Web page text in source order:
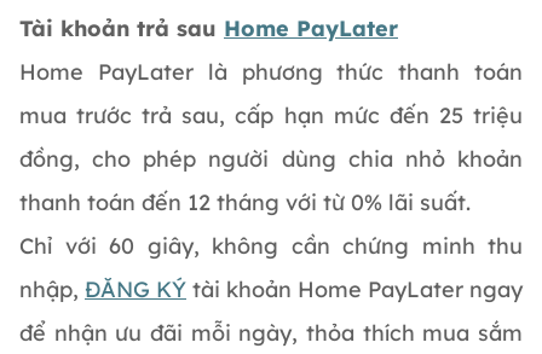
Tài khoản trả sau Home PayLater
Home PayLater là phương thức thanh toán
mua trước trả sau, cấp hạn mức đến 25 triệu
đồng, cho phép người dùng chia nhỏ khoản
thanh toán đến 12 tháng với từ 0% lãi suất.
Chỉ với 60 giây, không cần chứng minh thu
nhập, ĐĂNG KÝ tài khoản Home PayLater ngay
để nhận ưu đãi mỗi ngày, thỏa thích mua sắm